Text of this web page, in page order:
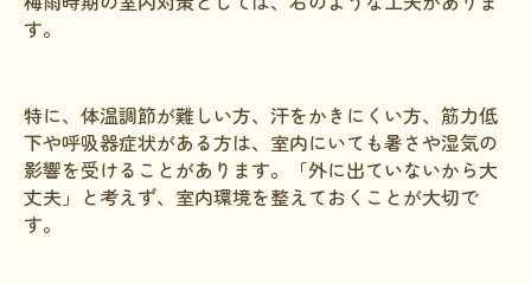
す。
特に、体温調節が難しい方、汗をかきにくい方、筋力低
下や呼吸器症状がある方は、室内にいても暑さや湿気の
影響を受けることがあります。「外に出ていないから大
丈夫」と考えず、室内環境を整えておくことが大切で
す。